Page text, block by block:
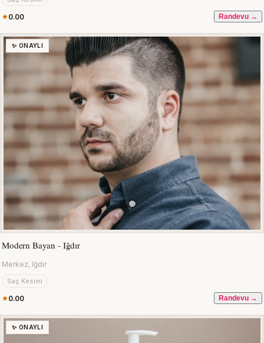
0.00 Randevu →
✨ ONAYLI
Modern Bayan - Iğdır
Merkez, Iğdır
Saç Kesimi
0.00 Randevu →
✨ ONAYLI